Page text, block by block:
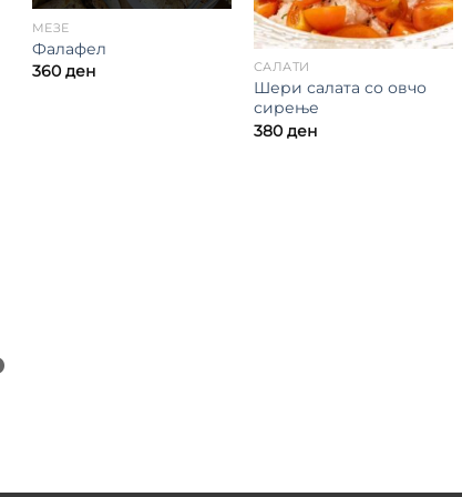
МЕЗЕ
Фалафел
360ден САЛАТИ
Шери салата со овчо
сирење
380ден